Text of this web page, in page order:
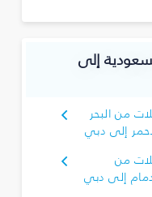
إلى
من البحر
إلى دبي
من
إلى دبي